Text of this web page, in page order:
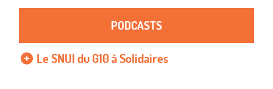
PODCASTS
Le SNUI du G10 à Solidaires